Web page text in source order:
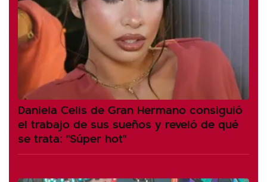
Daniela Celis de Gran Hermano consiguió
el trabajo de sus sueños y reveló de qué
se trata: "Súper hot"